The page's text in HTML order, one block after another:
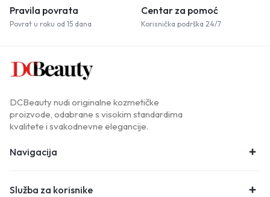
Pravila povrata
Povrat u roku od 15 dana
Centar za pomoć
Korisnička podrška 24/7
DCBeauty nudi originalne kozmetičke
proizvode, odabrane s visokim standardima
kvalitete i svakodnevne elegancije.
Navigacija
Služba za korisnike